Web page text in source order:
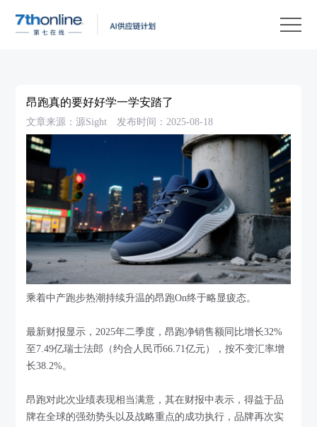
昂跑真的要好好学一学安踏了
文章来源：源Sight 发布时间：2025-08-18
乘着中产跑步热潮持续升温的昂跑On终于略显疲态。
最新财报显示，2025年二季度，昂跑净销售额同比增长32%
至7.49亿瑞士法郎（约合人民币66.71亿元），按不变汇率增
长38.2%。
昂跑对此次业绩表现相当满意，其在财报中表示，得益于品
牌在全球的强劲势头以及战略重点的成功执行，品牌再次实